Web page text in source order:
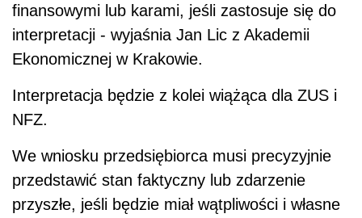
finansowymi lub karami, jeśli zastosuje się do
interpretacji - wyjaśnia Jan Lic z Akademii
Ekonomicznej w Krakowie.
Interpretacja będzie z kolei wiążąca dla ZUS i
NFZ.
We wniosku przedsiębiorca musi precyzyjnie
przedstawić stan faktyczny lub zdarzenie
przyszłe, jeśli będzie miał wątpliwości i własne